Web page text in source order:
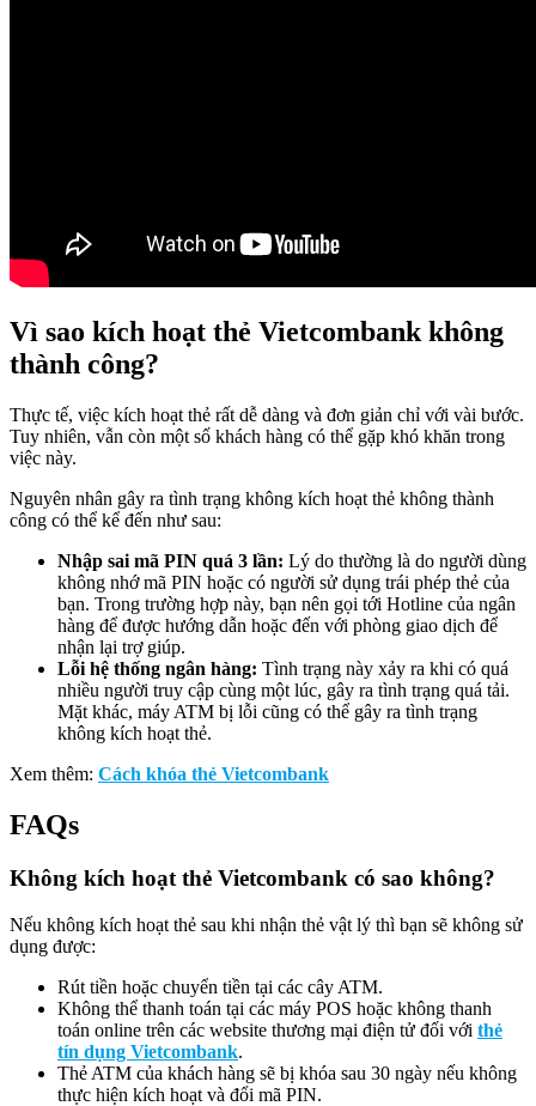
Vì sao kích hoạt thẻ Vietcombank không
thành công?
Thực tế, việc kích hoạt thẻ rất dễ dàng và đơn giản chỉ với vài bước.
Tuy nhiên, vẫn còn một số khách hàng có thể gặp khó khăn trong
việc này.
Nguyên nhân gây ra tình trạng không kích hoạt thẻ không thành
công có thể kể đến như sau:
Nhập sai mã PIN quá 3 lần: Lý do thường là do người dùng
không nhớ mã PIN hoặc có người sử dụng trái phép thẻ của
bạn. Trong trường hợp này, bạn nên gọi tới Hotline của ngân
hàng để được hướng dẫn hoặc đến với phòng giao dịch để
nhận lại trợ giúp.
Lỗi hệ thống ngân hàng: Tình trạng này xảy ra khi có quá
nhiều người truy cập cùng một lúc, gây ra tình trạng quá tải.
Mặt khác, máy ATM bị lỗi cũng có thể gây ra tình trạng
không kích hoạt thẻ.
Xem thêm: Cách khóa thẻ Vietcombank
FAQs
Không kích hoạt thẻ Vietcombank có sao không?
Nếu không kích hoạt thẻ sau khi nhận thẻ vật lý thì bạn sẽ không sử
dụng được:
Rút tiền hoặc chuyển tiền tại các cây ATM.
Không thể thanh toán tại các máy POS hoặc không thanh
toán online trên các website thương mại điện tử đối với thẻ
tín dụng Vietcombank.
Thẻ ATM của khách hàng sẽ bị khóa sau 30 ngày nếu không
thực hiện kích hoạt và đổi mã PIN.